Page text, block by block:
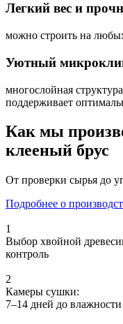
Легкий вес и
можно строить на
Уютный
многослойная
поддерживает
Как мы
клееный брус
От проверки сырья до
Подробнее о
1
Выбор хвойной
контроль
2
Камеры сушки:
7–14 дней до